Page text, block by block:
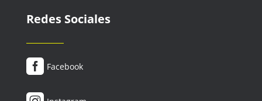
Redes Sociales
 Facebook